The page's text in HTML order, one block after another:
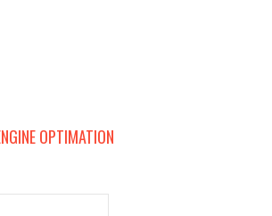
OPTIMATION